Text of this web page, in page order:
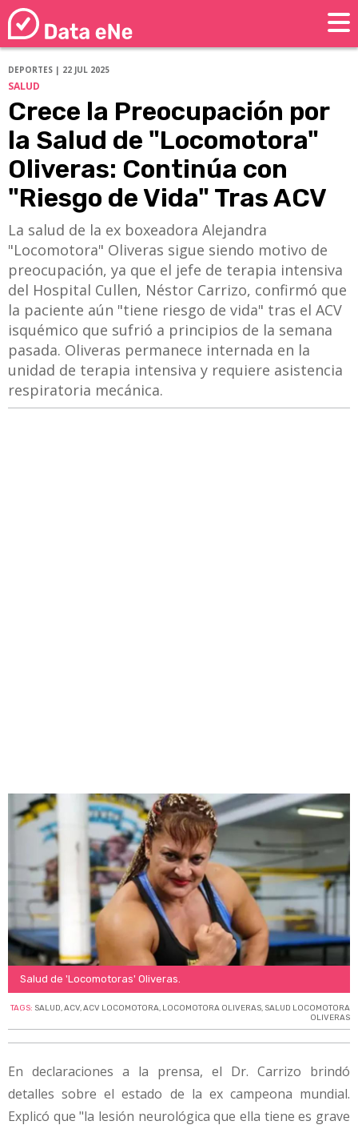
DEPORTES | 22 JUL 2025
SALUD
Crece la Preocupación por
la Salud de "Locomotora"
Oliveras: Continúa con
"Riesgo de Vida" Tras ACV
La salud de la ex boxeadora Alejandra
"Locomotora" Oliveras sigue siendo motivo de
preocupación, ya que el jefe de terapia intensiva
del Hospital Cullen, Néstor Carrizo, confirmó que
la paciente aún "tiene riesgo de vida" tras el ACV
isquémico que sufrió a principios de la semana
pasada. Oliveras permanece internada en la
unidad de terapia intensiva y requiere asistencia
respiratoria mecánica.
Salud de 'Locomotoras' Oliveras.
TAGS: SALUD,ACV,ACV LOCOMOTORA, LOCOMOTORA OLIVERAS, SALUD LOCOMOTORA
OLIVERAS
En declaraciones a la prensa, el Dr. Carrizo brindó
detalles sobre el estado de la ex campeona mundial.
Explicó que "la lesión neurológica que ella tiene es grave